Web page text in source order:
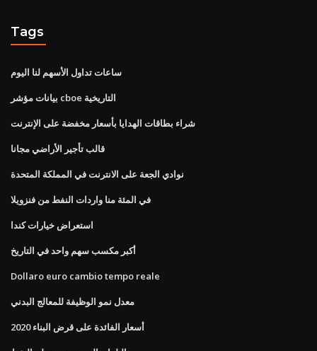
Tags
ساعات تداول الأسهم لنا اليوم
بيانات مؤشر cboe التاريخية
شراء بطاقات الهدايا بأسعار مخفضة على الإنترنت
قالب تأجير الأراضي مجانا
نوادي الجعة على الانترنت في المملكة المتحدة
في المئة منا واردات النفط من فنزويلا
استعراض خيارات كندا
أكبر مكسب سهم واحد في التاريخ
Dollaro euro cambio tempo reale
معدل نمو الوظيفة للمعالج البدني
أسعار الفائدة على قرض البناء 2020